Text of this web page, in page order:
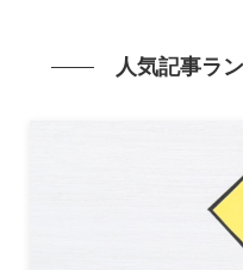
人気記事ラ